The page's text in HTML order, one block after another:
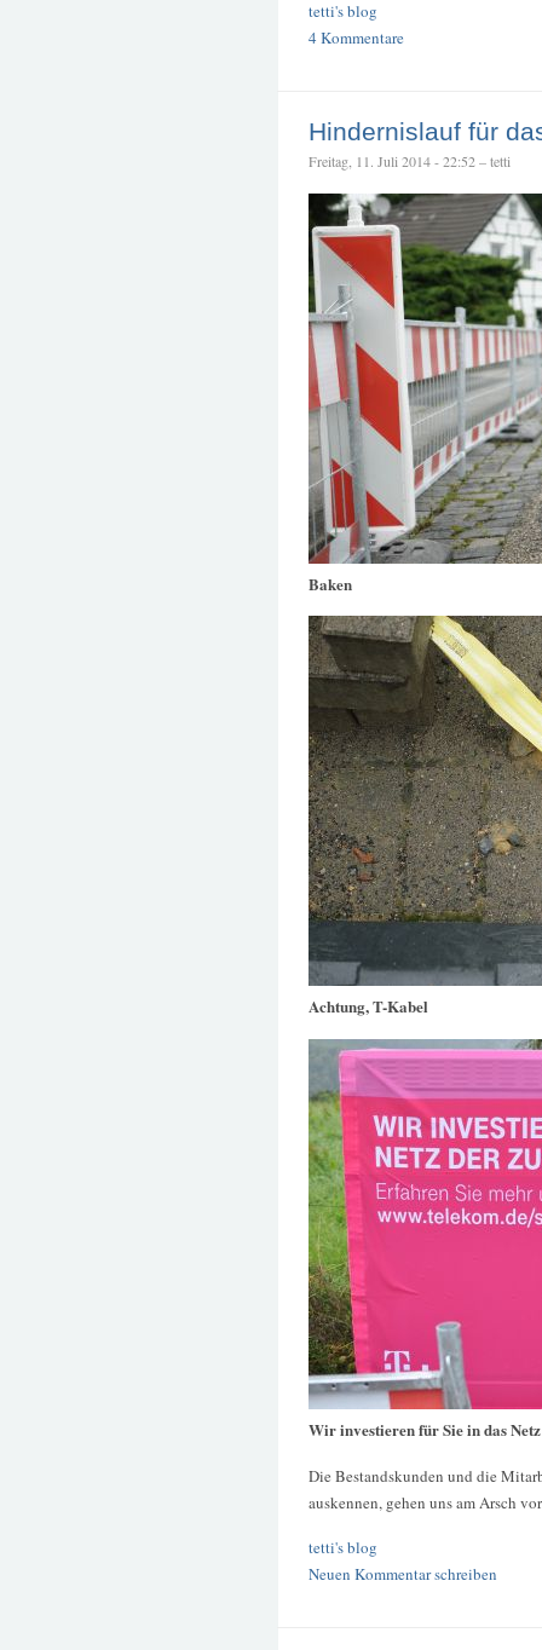
tetti's blog
4 Kommentare
Hindernislauf für
Freitag, 11. Juli 2014 - 22:52 – tetti
Baken
Achtung, T-Kabel
Wir investieren für Sie in das
Die Bestandskunden und die
auskennen, gehen uns am Arsch
tetti's blog
Neuen Kommentar schreiben